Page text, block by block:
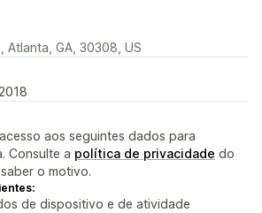
Atlanta, GA, 30308, US
aos seguintes dados para
Consulte a política de privacidade do
o motivo.
de dispositivo e de atividade